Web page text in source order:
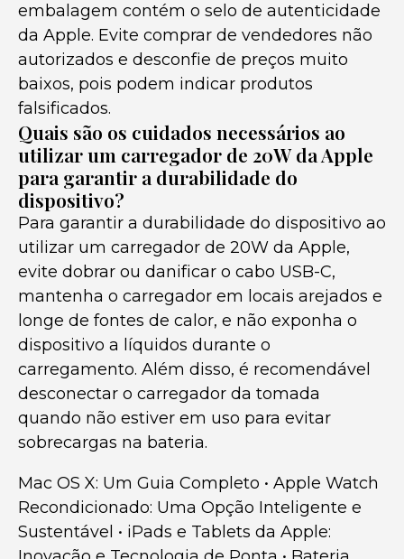
embalagem contém o selo de autenticidade
da Apple. Evite comprar de vendedores não
autorizados e desconfie de preços muito
baixos, pois podem indicar produtos
falsificados.
Quais são os cuidados necessários ao
utilizar um carregador de 20W da Apple
para garantir a durabilidade do
dispositivo?
Para garantir a durabilidade do dispositivo ao
utilizar um carregador de 20W da Apple,
evite dobrar ou danificar o cabo USB-C,
mantenha o carregador em locais arejados e
longe de fontes de calor, e não exponha o
dispositivo a líquidos durante o
carregamento. Além disso, é recomendável
desconectar o carregador da tomada
quando não estiver em uso para evitar
sobrecargas na bateria.
Mac OS X: Um Guia Completo • Apple Watch
Recondicionado: Uma Opção Inteligente e
Sustentável • iPads e Tablets da Apple: